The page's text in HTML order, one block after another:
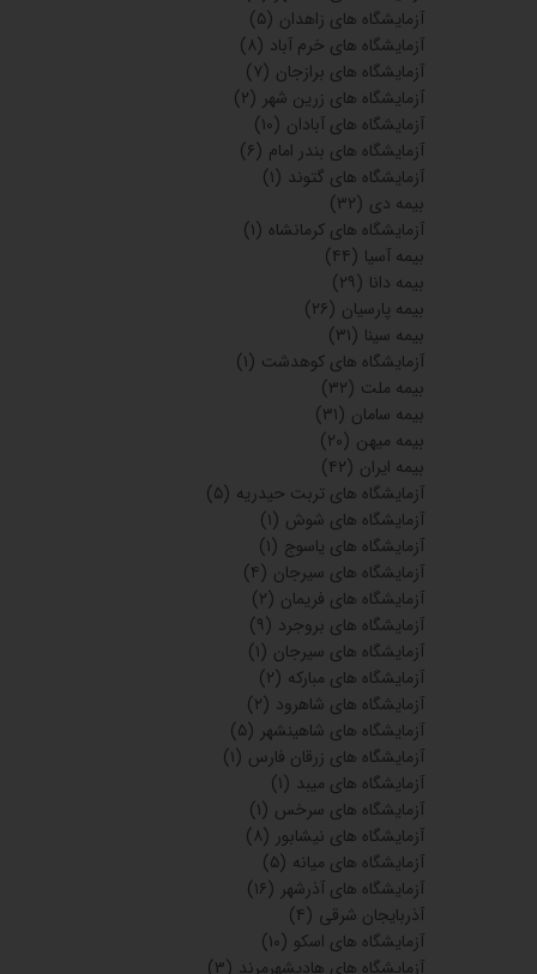
آزمایشگاه های زاهدان (۵)
آزمایشگاه های خرم آباد (۸)
آزمایشگاه های برازجان (۷)
آزمایشگاه های زرین شهر (۲)
آزمایشگاه های آبادان (۱۰)
آزمایشگاه های بندر امام (۶)
آزمایشگاه های گتوند (۱)
بیمه دی (۳۲)
آزمایشگاه های کرمانشاه (۱)
بیمه آسیا (۴۴)
بیمه دانا (۲۹)
بیمه پارسیان (۲۶)
بیمه سینا (۳۱)
آزمایشگاه های کوهدشت (۱)
بیمه ملت (۳۲)
بیمه سامان (۳۱)
بیمه میهن (۲۰)
بیمه ایران (۴۲)
آزمایشگاه های تربت حیدریه (۵)
آزمایشگاه های شوش (۱)
آزمایشگاه های یاسوج (۱)
آزمایشگاه های سیرجان (۴)
آزمایشگاه های فریمان (۲)
آزمایشگاه های بروجرد (۹)
آزمایشگاه های سیرجان (۱)
آزمایشگاه های مبارکه (۲)
آزمایشگاه های شاهرود (۲)
آزمایشگاه های شاهینشهر (۵)
آزمایشگاه های زرقان فارس (۱)
آزمایشگاه های میبد (۱)
آزمایشگاه های سرخس (۱)
آزمایشگاه های نیشابور (۸)
آزمایشگاه های میانه (۵)
آزمایشگاه های آذرشهر (۱۶)
آذربایجان شرقی (۴)
آزمایشگاه های اسکو (۱۰)
آزمایشگاه های هادیشهرمرند (۳)